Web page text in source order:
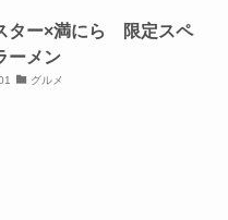
ター×満にら 限定スペ
ーメン
グルメ